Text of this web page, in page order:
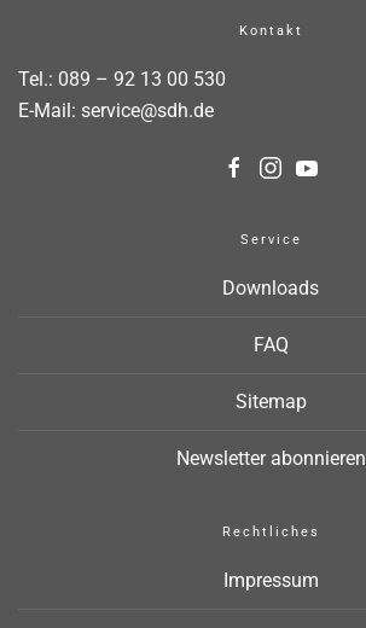
Kontakt
Tel.: 089 – 92 13 00 530
E-Mail: service@sdh.de
Service
Downloads
FAQ
Sitemap
Newsletter abonnieren
Rechtliches
Impressum